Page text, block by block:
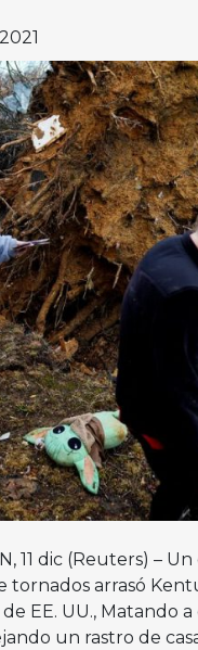
11 dic (Reuters) –
tornados arrasó
EE. UU., Matando
un rastro de